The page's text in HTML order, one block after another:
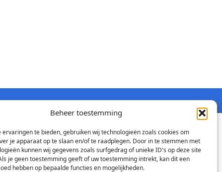
Beheer toestemming
ervaringen te bieden, gebruiken wij technologieën zoals cookies om
je apparaat op te slaan en/of te raadplegen. Door in te stemmen met
kunnen wij gegevens zoals surfgedrag of unieke ID's op deze site
je geen toestemming geeft of uw toestemming intrekt, kan dit een
hebben op bepaalde functies en mogelijkheden.